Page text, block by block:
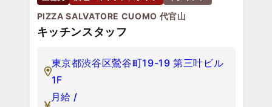
PIZZA SALVATORE CUOMO 代官山
キッチンスタッフ
東京都渋谷区鶯谷町19-19 第三叶ビル
1F
月給 /